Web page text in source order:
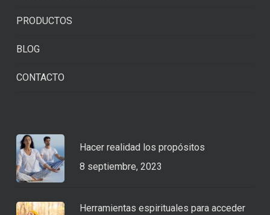
PRODUCTOS
BLOG
CONTACTO
Hacer realidad los propósitos
8 septiembre, 2023
Herramientas espirituales para acceder